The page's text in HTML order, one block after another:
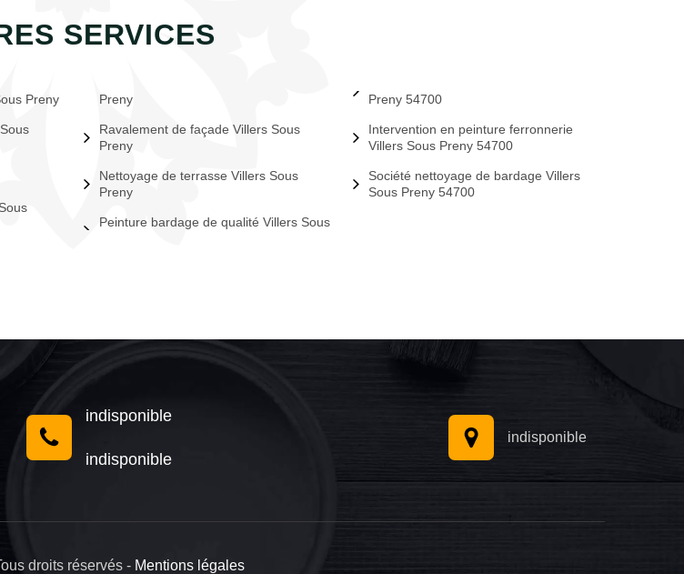
SERVICES
Preny Preny
Ravalement de façade Villers Sous
Preny
Nettoyage de terrasse Villers Sous
Preny
Peinture bardage de qualité Villers Sous
Preny 54700
Intervention en peinture ferronnerie
Villers Sous Preny 54700
Société nettoyage de bardage Villers
Sous Preny 54700
indisponible
indisponible
indisponible
droits réservés - Mentions légales